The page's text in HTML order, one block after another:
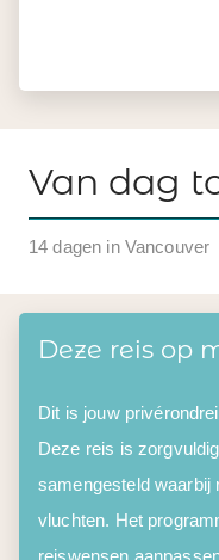
Van dag
14 dagen in Vancouver
Deze reis op
Dit is jouw
Deze reis is
samengesteld waarbij
vluchten. Het
reiswensen